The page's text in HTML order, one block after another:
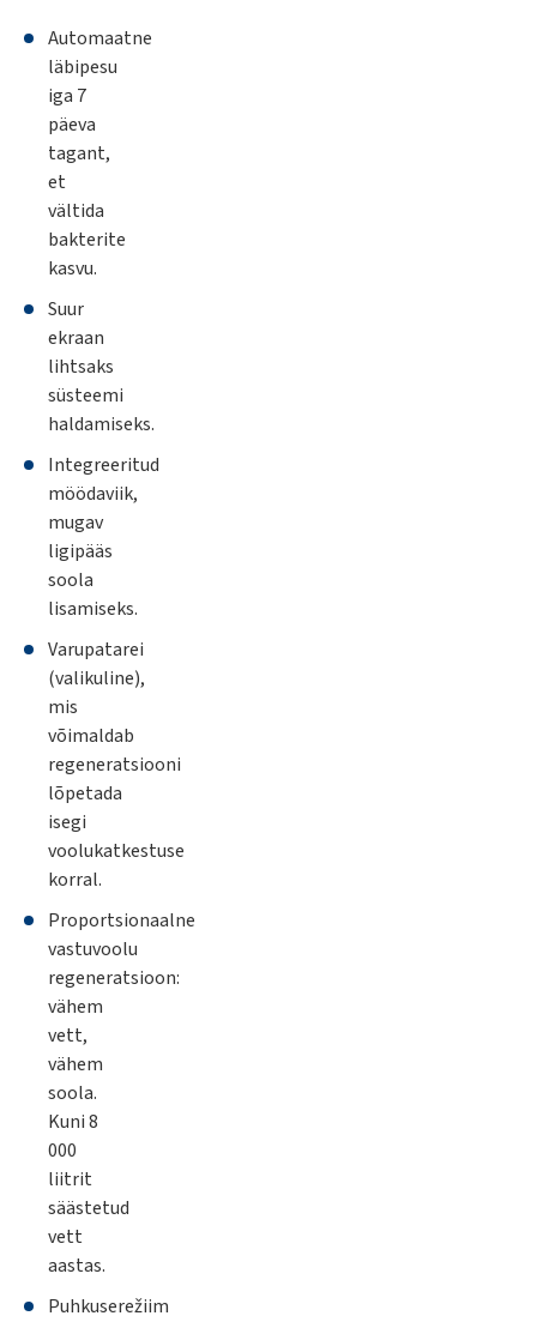
Automaatne
läbipesu
iga 7
päeva
tagant,
et
vältida
bakterite
kasvu.
Suur
ekraan
lihtsaks
süsteemi
haldamiseks.
Integreeritud
möödaviik,
mugav
ligipääs
soola
lisamiseks.
Varupatarei
(valikuline),
mis
võimaldab
regeneratsiooni
lõpetada
isegi
voolukatkestuse
korral.
Proportsionaalne
vastuvoolu
regeneratsioon:
vähem
vett,
vähem
soola.
Kuni 8
000
liitrit
säästetud
vett
aastas.
Puhkuserežiim